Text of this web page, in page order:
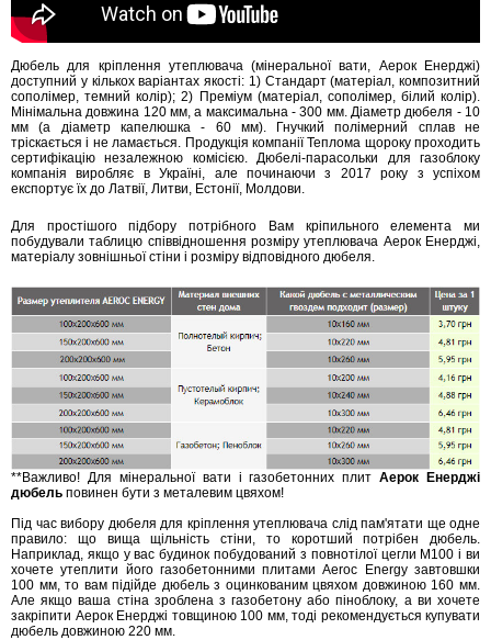
Дюбель для кріплення утеплювача (мінеральної вати, Аерок Енерджі)
доступний у кількох варіантах якості: 1) Стандарт (матеріал, композитний
сополімер, темний колір); 2) Преміум (матеріал, сополімер, білий колір).
Мінімальна довжина 120 мм, а максимальна - 300 мм. Діаметр дюбеля - 10
мм (а діаметр капелюшка - 60 мм). Гнучкий полімерний сплав не
тріскається і не ламається. Продукція компанії Теплома щороку проходить
сертифікацію незалежною комісією. Дюбелі-парасольки для газоблоку
компанія виробляє в Україні, але починаючи з 2017 року з успіхом
експортує їх до Латвії, Литви, Естонії, Молдови.
Для простішого підбору потрібного Вам кріпильного елемента ми
побудували таблицю співвідношення розміру утеплювача Аерок Енерджі,
матеріалу зовнішньої стіни і розміру відповідного дюбеля.
**Важливо! Для мінеральної вати і газобетонних плитАерок Енерджі
дюбель повинен бути з металевим цвяхом!
Під час вибору дюбеля для кріплення утеплювача слід пам'ятати ще одне
правило: що вища щільність стіни, то коротший потрібен дюбель.
Наприклад, якщо у вас будинок побудований з повнотілої цегли М100 і ви
хочете утеплити його газобетонними плитами Aeroc Energy завтовшки
100 мм, то вам підійде дюбель з оцинкованим цвяхом довжиною 160 мм.
Але якщо ваша стіна зроблена з газобетону або піноблоку, а ви хочете
закріпити Аерок Енерджі товщиною 100 мм, тоді рекомендується купувати
дюбель довжиною 220 мм.